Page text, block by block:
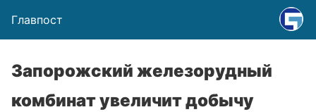
Главпост
Запорожский железорудный
комбинат увеличит добычу